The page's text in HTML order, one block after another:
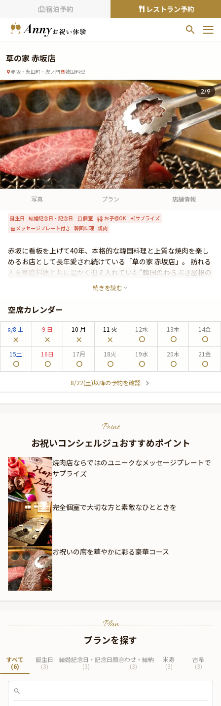
宿泊予約 レストラン予約
お気に入りプラン
お気に入りの登録がありません
プランの をクリックすることで
お気に入りに追加できます。
閲覧履歴
閲覧履歴はありません
過去に見たお店が最大10件まで表示されます。
10件を超えると、古いものから順に削除されます。
TOP
Annyお祝い体験について
よくあるご質問
お問い合わせ
草の家 赤坂店
赤坂・永田町・虎ノ門 韓国料理
2/9
写真 プラン 店舗情報
誕生日 結婚記念日・記念日 個室 お子様OK
サプライズ
メッセージプレート付き 韓国料理 焼肉
赤坂に看板を上げて40年、本格的な韓国料理と上質な焼肉を楽し
めるお店として長年愛され続けている「草の家 赤坂店」。 訪れる
人を家庭料理と共に温かく迎え入れていた“韓国のわらぶき屋根の
家”という意味を持つ店名通り、本場に負けない味で心を込めてお
買いで仕入れることで、多種多様な部位を提供できるのも自慢の
一つです。 著名人や政治家がお忍びで通う名店で、特別なひとと
きをお過ごしください。
続きを読む
空席カレンダー
8/8 土 9 日 10 月 11 火 12水 13木 14金
15土 16日 17月 18火 19水 20木 21金
8/22(土)以降の予約を確認
Point
お祝いコンシェルジュおすすめポイント
焼肉店ならではのユニークなメッセージプレートで
サプライズ
完全個室で大切な方と素敵なひとときを
お祝いの席を華やかに彩る豪華コース
Plan
プランを探す
すべて
(6)
誕生日
(3)
結婚記念日・記念日
(3)
顔合わせ・結納
(3)
米寿
(3)
古希
(3)